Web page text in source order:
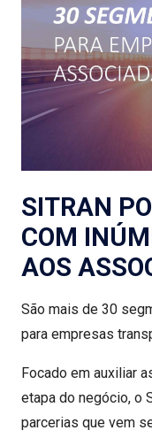
SITRAN
COM
AOS
São mais de 30
para empresas
Focado em auxiliar
etapa do negócio, o
parcerias que vem